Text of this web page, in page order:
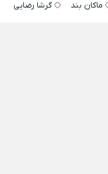
ماکان بند
گرشا رضایی